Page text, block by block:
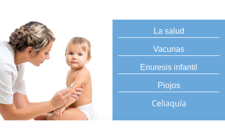
La salud
Vacunas
Enuresis infantil
Piojos
Celiaquía